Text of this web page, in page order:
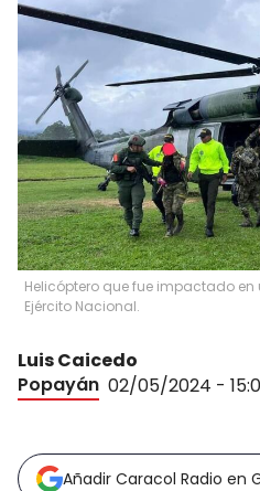
Helicóptero que fue impactado
Ejército Nacional.
Luis Caicedo
Popayán 02/05/2024 -
Añadir Caracol Radio en